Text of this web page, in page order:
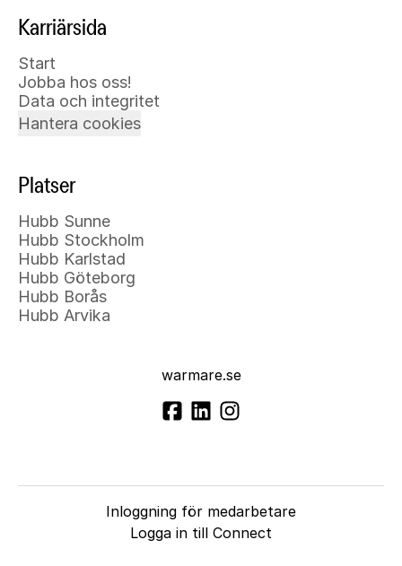
Karriärsida
Start
Jobba hos oss!
Data och integritet
Hantera cookies
Platser
Hubb Sunne
Hubb Stockholm
Hubb Karlstad
Hubb Göteborg
Hubb Borås
Hubb Arvika
warmare.se
Inloggning för medarbetare
Logga in till Connect